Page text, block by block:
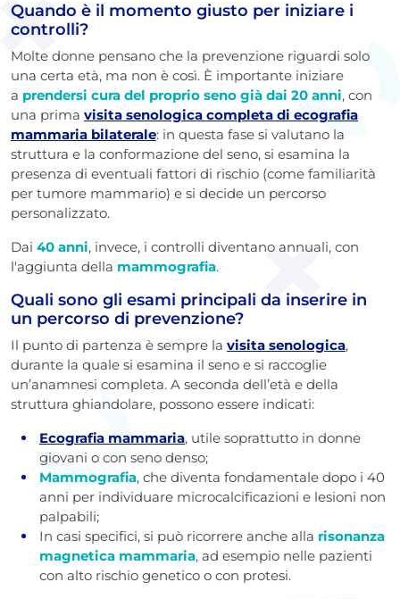
Quando è il momento giusto per iniziare i
controlli?
Molte donne pensano che la prevenzione riguardi solo
una certa età, ma non è così. È importante iniziare
a prendersi cura del proprio seno già dai 20 anni, con
una prima visita senologica completa di ecografia
mammaria bilaterale: in questa fase si valutano la
struttura e la conformazione del seno, si esamina la
presenza di eventuali fattori di rischio (come familiarità
per tumore mammario) e si decide un percorso
personalizzato.
Dai 40 anni, invece, i controlli diventano annuali, con
l'aggiunta della mammografia.
Quali sono gli esami principali da inserire in
un percorso di prevenzione?
Il punto di partenza è sempre la visita senologica,
durante la quale si esamina il seno e si raccoglie
un’anamnesi completa. A seconda dell’età e della
struttura ghiandolare, possono essere indicati:
Ecografia mammaria, utile soprattutto in donne
giovani o con seno denso;
Mammografia, che diventa fondamentale dopo i 40
anni per individuare microcalcificazioni e lesioni non
palpabili;
In casi specifici, si può ricorrere anche alla risonanza
magnetica mammaria, ad esempio nelle pazienti
con alto rischio genetico o con protesi.